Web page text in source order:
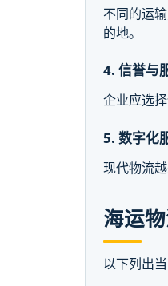
不同的运
的地。
4. 信誉与
企业应选
5. 数字化
现代物流
海运
以下列出